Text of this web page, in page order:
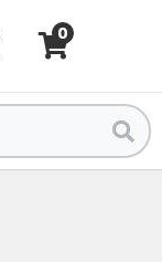
0